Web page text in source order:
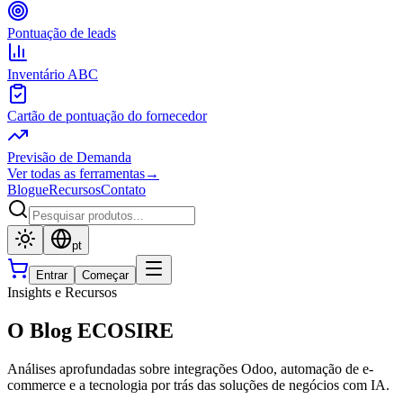
Pontuação de leads
Inventário ABC
Cartão de pontuação do fornecedor
Previsão de Demanda
Ver todas as ferramentas→
BlogueRecursosContato
pt
Entrar Começar
Insights e Recursos
O Blog ECOSIRE
Análises aprofundadas sobre integrações Odoo, automação de e-
commerce e a tecnologia por trás das soluções de negócios com IA.